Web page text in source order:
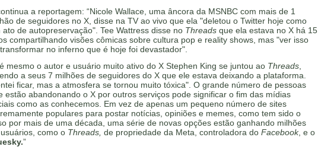
a reportagem: “Nicole Wallace, uma âncora da MSNBC com mais de 1
de seguidores no X, disse na TV ao vivo que ela "deletou o Twitter hoje como
ato de autopreservação". Tee Wattress disse no Threads que ela estava no X há 15
compartilhando visões cômicas sobre cultura pop e reality shows, mas "ver isso
no inferno que é hoje foi devastador".
mesmo o autor e usuário muito ativo do X Stephen King se juntou ao Threads
a seus 7 milhões de seguidores do X que ele estava deixando a plataforma.
ficar, mas a atmosfera se tornou muito tóxica". O grande número de pessoas
estão abandonando o X por outros serviços pode significar o fim das mídias
como as conhecemos. Em vez de apenas um pequeno número de sites
populares para postar notícias, opiniões e memes, como tem sido o
por mais de uma década, uma série de novas opções estão ganhando milhões
como o Threads, de propriedade da Meta, controladora do Facebook, e o
”